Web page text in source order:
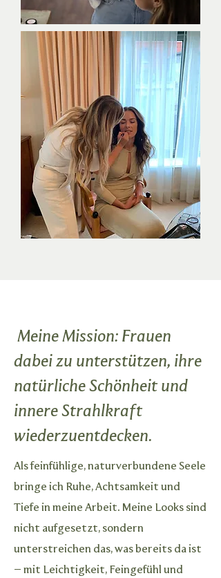
Meine Mission: Frauen
dabei zu unterstützen, ihre
natürliche Schönheit und
innere Strahlkraft
wiederzuentdecken.
Als feinfühlige, naturverbundene Seele
bringe ich Ruhe, Achtsamkeit und
Tiefe in meine Arbeit. Meine Looks sind
nicht aufgesetzt, sondern
unterstreichen das, was bereits da ist
– mit Leichtigkeit, Feingefühl und